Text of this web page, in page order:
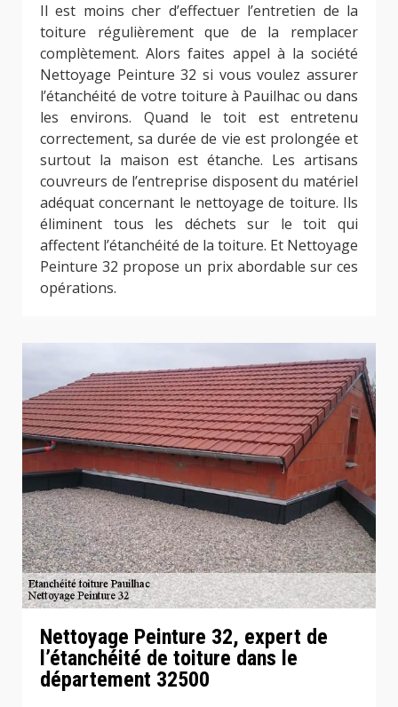
Il est moins cher d’effectuer l’entretien de la
toiture régulièrement que de la remplacer
complètement. Alors faites appel à la société
Nettoyage Peinture 32 si vous voulez assurer
l’étanchéité de votre toiture à Pauilhac ou dans
les environs. Quand le toit est entretenu
correctement, sa durée de vie est prolongée et
surtout la maison est étanche. Les artisans
couvreurs de l’entreprise disposent du matériel
adéquat concernant le nettoyage de toiture. Ils
éliminent tous les déchets sur le toit qui
affectent l’étanchéité de la toiture. Et Nettoyage
Peinture 32 propose un prix abordable sur ces
opérations.
Nettoyage Peinture 32, expert de
l’étanchéité de toiture dans le
département 32500